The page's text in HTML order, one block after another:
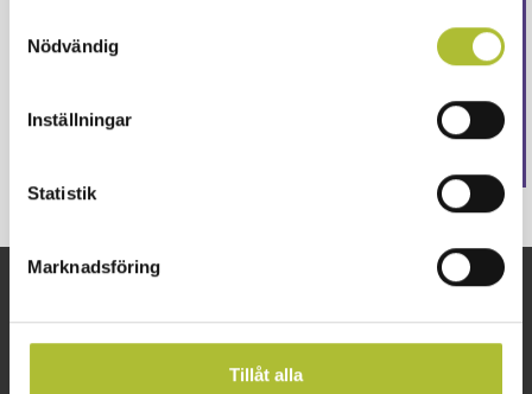
Nödvändig
Inställningar
Statistik
Marknadsföring
Tillåt alla
Snabblänkar Om oss